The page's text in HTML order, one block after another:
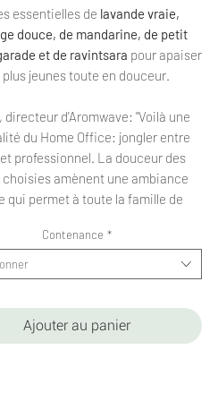
essentielles de lavande vraie,
douce, de mandarine, de petit
et de ravintsara pour apaiser
plus jeunes toute en douceur.
directeur d'Aromwave: "Voilà une
du Home Office: jongler entre
professionnel. La douceur des
choisies amènent une ambiance
qui permet à toute la famille de
aromatologue d'Aromwave:
tout spécialement pour les
aux notes légères, fraîches et
choisies pour leurs qualités
Contenance *
Ajouter au panier